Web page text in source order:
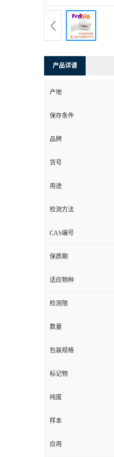
产品详请
产地
保存条件
品牌
货号
用途
检测方法
CAS编号
保质期
适应物种
检测限
数量
包装规格
标记物
纯度
样本
应用